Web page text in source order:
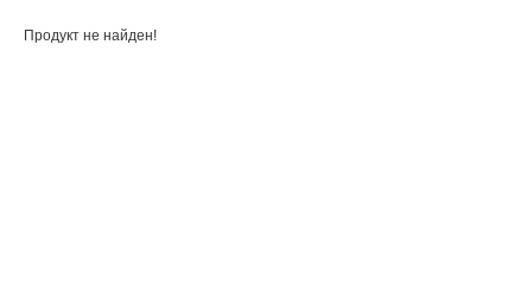
Продукт не найден!